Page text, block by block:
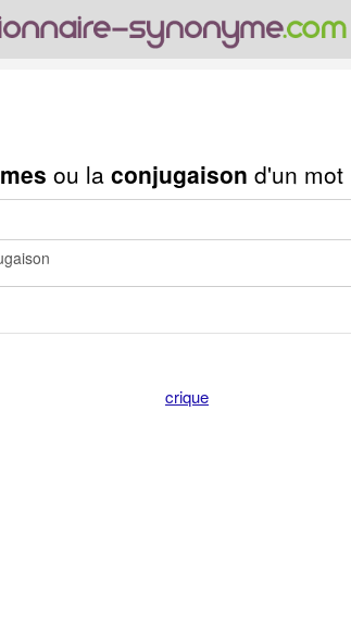
ou la conjugaison d'un mot
crique